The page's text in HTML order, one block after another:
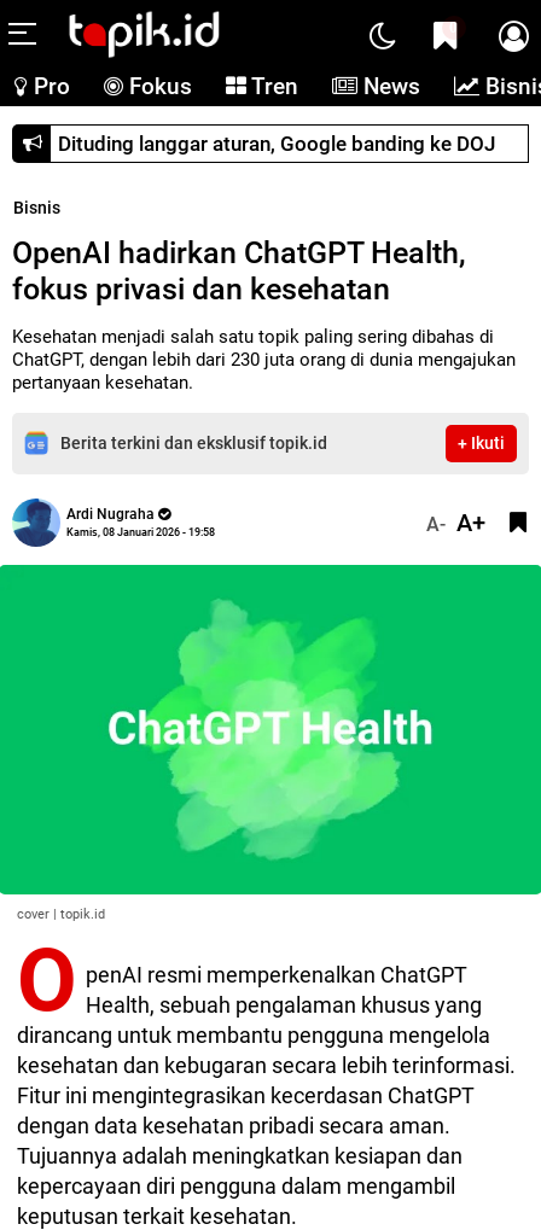
0
Pro Fokus Tren News
Dituding langgar aturan, Google banding ke DOJ
Bisnis
OpenAI hadirkan ChatGPT Health,
fokus privasi dan kesehatan
Kesehatan menjadi salah satu topik paling sering dibahas di
ChatGPT, dengan lebih dari 230 juta orang di dunia mengajukan
pertanyaan kesehatan.
Berita terkini dan eksklusif topik.id + Ikuti
Ardi Nugraha
Kamis, 08 Januari 2026 - 19:58 A- A+
cover | topik.id
O penAI resmi memperkenalkan ChatGPT
Health, sebuah pengalaman khusus yang
dirancang untuk membantu pengguna mengelola
kesehatan dan kebugaran secara lebih terinformasi.
Fitur ini mengintegrasikan kecerdasan ChatGPT
dengan data kesehatan pribadi secara aman.
Tujuannya adalah meningkatkan kesiapan dan
kepercayaan diri pengguna dalam mengambil
keputusan terkait kesehatan.